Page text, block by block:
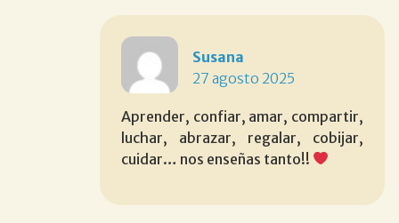
Susana
27 agosto 2025
Aprender, confiar, amar, compartir,
luchar, abrazar, regalar, cobijar,
cuidar… nos enseñas tanto!!